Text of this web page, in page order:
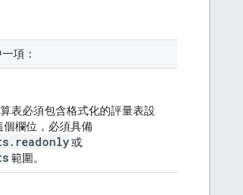
項：
表必須包含格式化的評量表設
個欄位，必須具備
或
範圍。